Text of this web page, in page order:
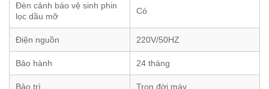
Đèn cảnh báo vệ sinh phin
lọc dầu mỡ
Có
Điện nguồn 220V/50HZ
Bảo hành 24 tháng
Bảo trì Trọn đời máy